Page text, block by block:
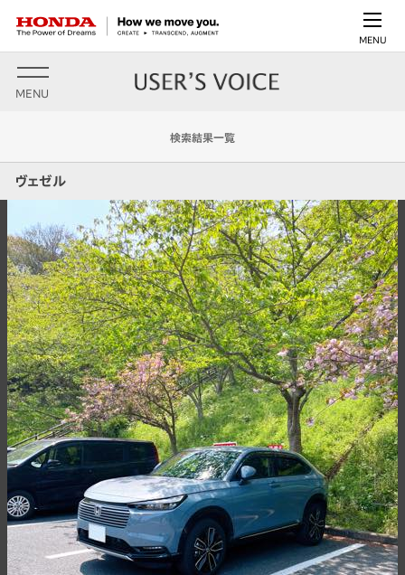
MENU
MENU
検索結果一覧
ヴェゼル